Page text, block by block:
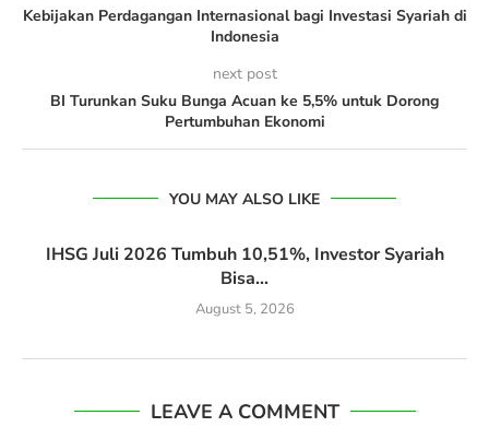
Kebijakan Perdagangan Internasional bagi Investasi Syariah di
Indonesia
next post
BI Turunkan Suku Bunga Acuan ke 5,5% untuk Dorong
Pertumbuhan Ekonomi
YOU MAY ALSO LIKE
IHSG Juli 2026 Tumbuh 10,51%, Investor Syariah
Bisa...
August 5, 2026
LEAVE A COMMENT